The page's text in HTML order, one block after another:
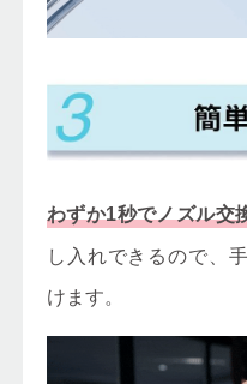
わずか1秒でノズル交
し入れできるので、
けます。